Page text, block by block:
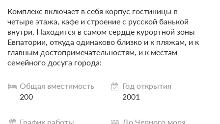
Комплекс включает в себя корпус гостиницы в
четыре этажа, кафе и строение с русской банькой
внутри. Находится в самом сердце курортной зоны
Евпатории, откуда одинаково близко и к пляжам, и к
главным достопримечательностям, и к местам
семейного досуга города:
Общая вместимость
200
Год открытия
2001
График работы
До Черного моря